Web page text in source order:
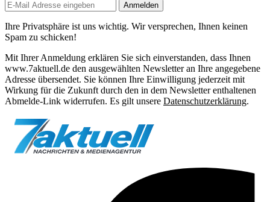
Anmelden
Ihre Privatsphäre ist uns wichtig. Wir versprechen, Ihnen keinen
Spam zu schicken!
Mit Ihrer Anmeldung erklären Sie sich einverstanden, dass Ihnen
www.7aktuell.de den ausgewählten Newsletter an Ihre angegebene
Adresse übersendet. Sie können Ihre Einwilligung jederzeit mit
Wirkung für die Zukunft durch den in dem Newsletter enthaltenen
Abmelde-Link widerrufen. Es gilt unsere Datenschutzerklärung.